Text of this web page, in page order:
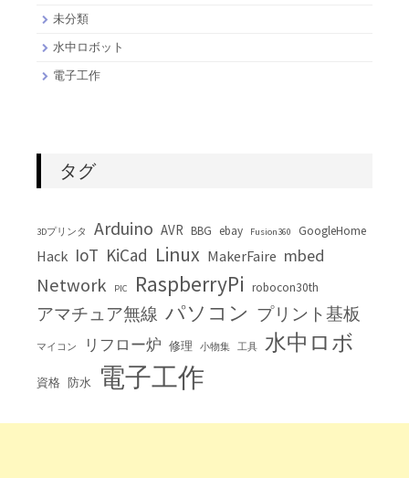
未分類
水中ロボット
電子工作
タグ
3Dプリンタ Arduino AVR BBG ebay Fusion360 GoogleHome
Hack IoT KiCad Linux MakerFaire mbed
Network PIC RaspberryPi robocon30th
アマチュア無線 パソコン プリント基板
マイコン リフロー炉 修理 小物集 工具 水中ロボ
資格 防水 電子工作